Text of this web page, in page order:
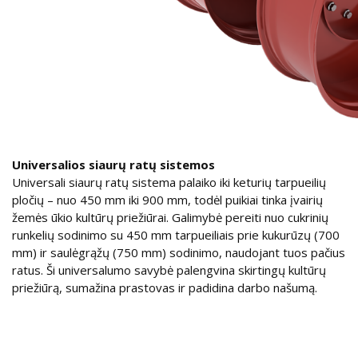
Universalios siaurų ratų sistemos
Universali siaurų ratų sistema palaiko iki keturių tarpueilių
pločių – nuo 450 mm iki 900 mm, todėl puikiai tinka įvairių
žemės ūkio kultūrų priežiūrai. Galimybė pereiti nuo cukrinių
runkelių sodinimo su 450 mm tarpueiliais prie kukurūzų (700
mm) ir saulėgrąžų (750 mm) sodinimo, naudojant tuos pačius
ratus. Ši universalumo savybė palengvina skirtingų kultūrų
priežiūrą, sumažina prastovas ir padidina darbo našumą.